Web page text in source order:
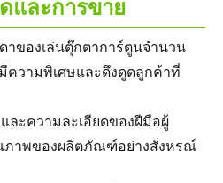
และการขาย
าของเล่นตุ๊กตาการ์ตูนจำนวน
ความพิเศษและดึงดูดลูกค้าที่
ละความละเอียดของฝีมือผู้
ภาพของผลิตภัณฑ์อย่างสังหรณ์